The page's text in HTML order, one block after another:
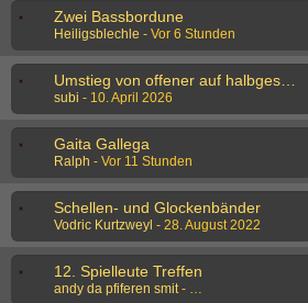
Zwei Bassbordune
Heiligsblechle -Vor 6 Stunden
subi - 10. April 2026
Gaita Gallega
Ralph -Vor 11 Stunden
Schellen- und Glockenbänder
Vodric Kurtzweyl -28. August 2022
12. Spielleute Treffen
andy da pfiferen smit- 17. September 2025